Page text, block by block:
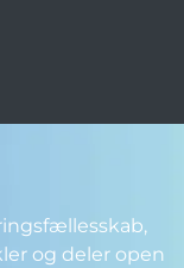
og deler open